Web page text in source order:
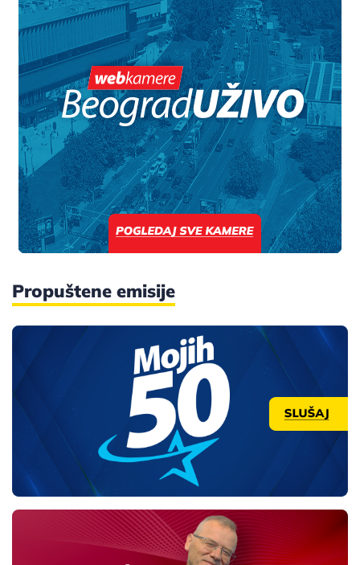
Propuštene emisije